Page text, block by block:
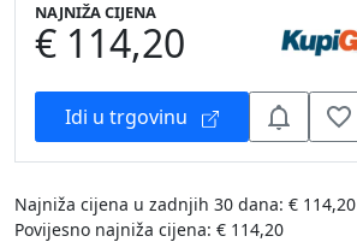
NAJNIŽA CIJENA
€ 114,20
Idi u trgovinu
Najniža cijena u zadnjih 30 dana: € 114,20
Povijesno najniža cijena: € 114,20